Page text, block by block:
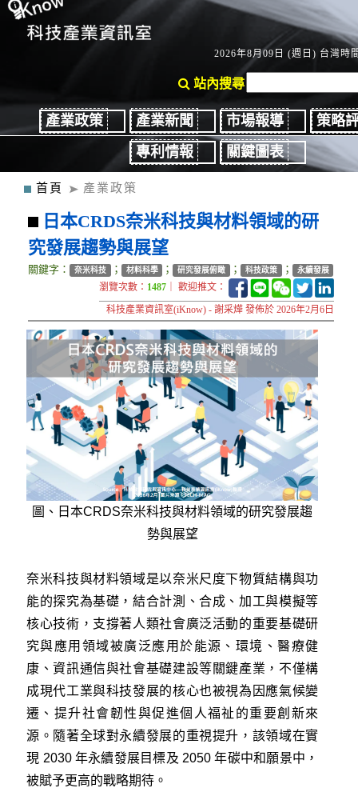
2026年8月09日 (週日) 台灣時
站內搜尋
產業政策 產業新聞 市場報導
策略
專利情報
關鍵圖表
首頁 產業政策
日本CRDS奈米科技與材料領域的研
究發展趨勢與展望
關鍵字： 奈米科技 ； 材料科學 ； 研究發展俯瞰 ； 科技政策 ； 永續發展
瀏覽次數： 1487 ｜ 歡迎推文：
科技產業資訊室(iKnow) - 謝采燁 發佈於 2026年2月6日
圖、日本CRDS奈米科技與材料領域的研究發展趨
勢與展望
奈米科技與材料領域是以奈米尺度下物質結構與功
能的探究為基礎，結合計測、合成、加工與模擬等
核心技術，支撐著人類社會廣泛活動的重要基礎研
究與應用領域被廣泛應用於能源、環境、醫療健
康、資訊通信與社會基礎建設等關鍵產業，不僅構
成現代工業與科技發展的核心也被視為因應氣候變
遷、提升社會韌性與促進個人福祉的重要創新來
源。隨著全球對永續發展的重視提升，該領域在實
現 2030 年永續發展目標及 2050 年碳中和願景中，
被賦予更高的戰略期待。